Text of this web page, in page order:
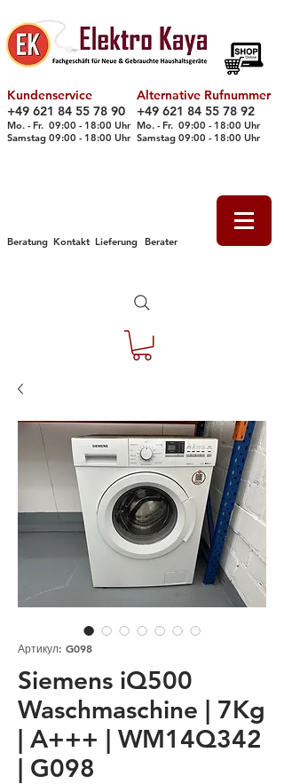
Beratung Kontakt Lieferung Berater
Kundenservice
+49 621 84 55 78 90
Mo. - Fr. 09:00 - 18:00 Uhr
Samstag 09:00 - 18:00 Uhr
Alternative Rufnummer
+49 621 84 55 78 92
Mo. - Fr. 09:00 - 18:00 Uhr
Samstag 09:00 - 18:00 Uhr
Артикул: G098
Siemens iQ500
Waschmaschine | 7Kg
| A+++ | WM14Q342
| G098